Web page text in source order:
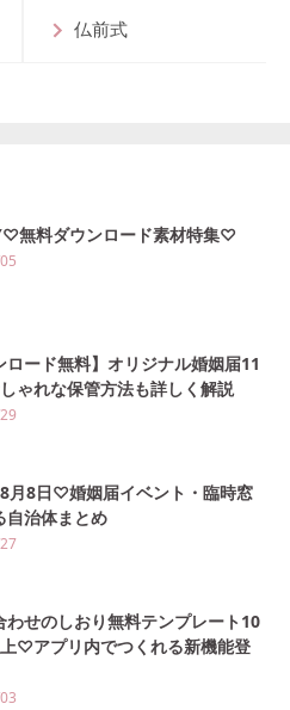
仏前式
無料ダウンロード素材特集♡
ロード無料】オリジナル婚姻届11
ゃれな保管方法も詳しく解説
月8日♡婚姻届イベント・臨時窓
自治体まとめ
わせのしおり無料テンプレート10
♡アプリ内でつくれる新機能登